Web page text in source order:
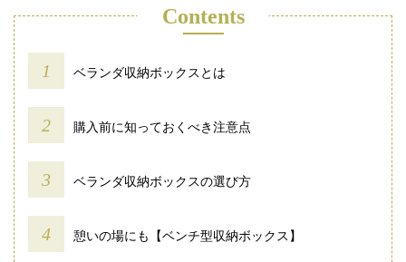
Contents
ベランダ収納ボックスとは
購入前に知っておくべき注意点
ベランダ収納ボックスの選び方
憩いの場にも【ベンチ型収納ボックス】